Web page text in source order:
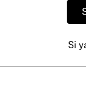
Si